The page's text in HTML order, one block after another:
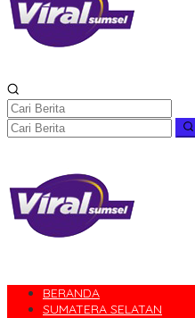
BERANDA
SUMATERA SELATAN